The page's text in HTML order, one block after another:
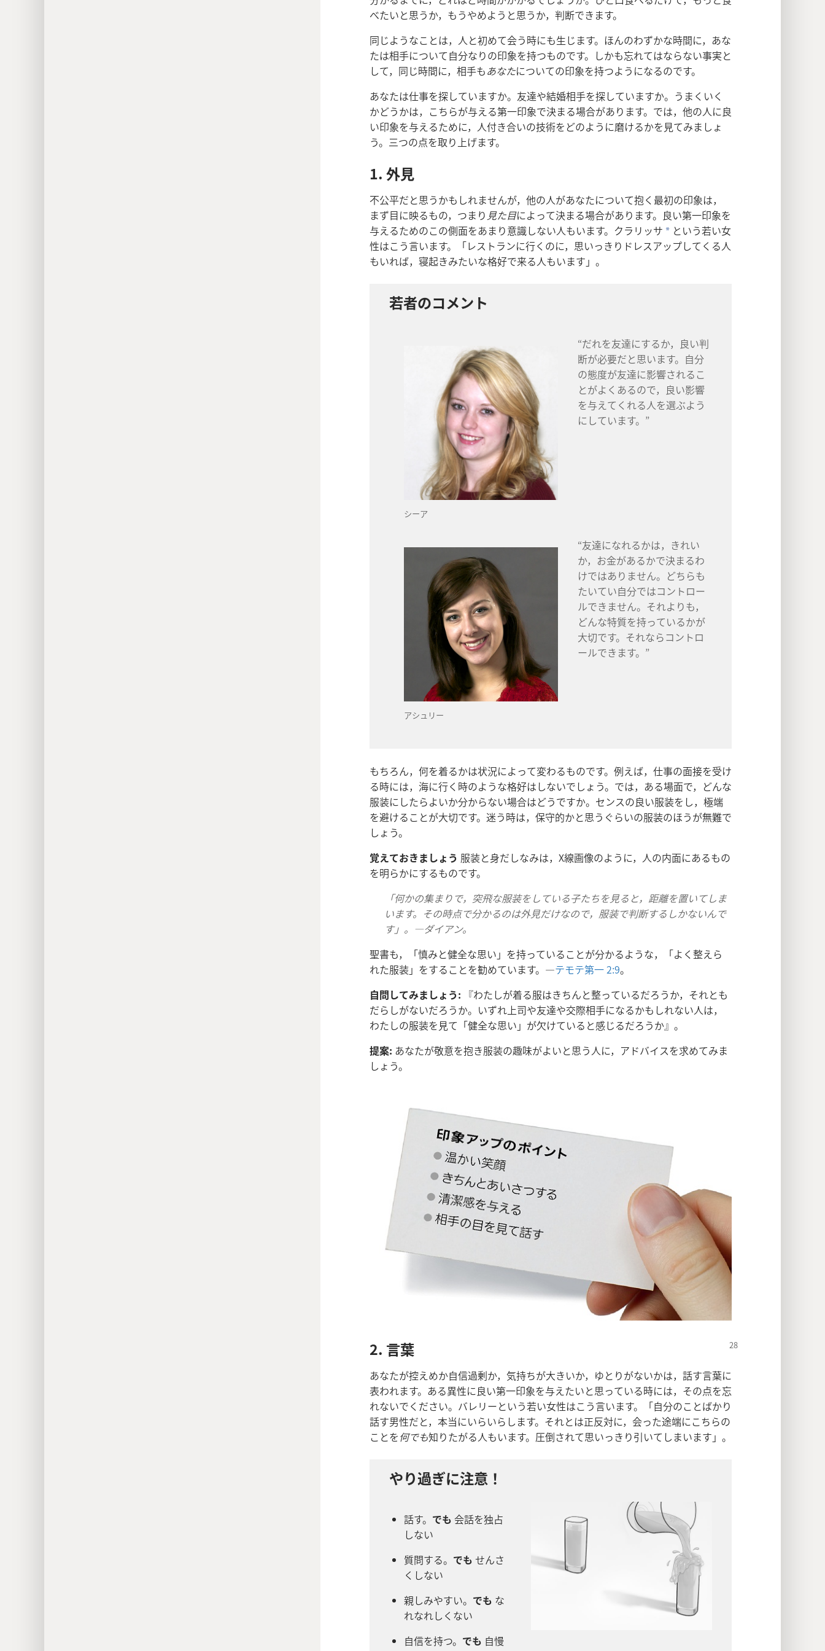
べたいと思うか，もうやめようと思うか，判断できます。
同じようなことは，人と初めて会う時にも生じます。ほんのわずかな時間に，あな
たは相手について自分なりの印象を持つものです。しかも忘れてはならない事実と
して，同じ時間に，相手もあなたについての印象を持つようになるのです。
あなたは仕事を探していますか。友達や結婚相手を探していますか。うまくいく
かどうかは，こちらが与える第一印象で決まる場合があります。では，他の人に良
い印象を与えるために，人付き合いの技術をどのように磨けるかを見てみましょ
う。三つの点を取り上げます。
1. 外見
不公平だと思うかもしれませんが，他の人があなたについて抱く最初の印象は，
まず目に映るもの，つまり 見た目によって決まる場合があります。良い第一印象を
与えるためのこの側面をあまり意識しない人もいます。クラリッサ a という若い女
性はこう言います。「レストランに行くのに，思いっきりドレスアップしてくる人
もいれば，寝起きみたいな格好で来る人もいます」。
若者のコメント
シーア
“だれを友達にするか，良い判
断が必要だと思います。自分
の態度が友達に影響されるこ
とがよくあるので，良い影響
を与えてくれる人を選ぶよう
にしています。”
アシュリー
“友達になれるかは，きれい
か，お金があるかで決まるわ
けではありません。どちらも
たいてい自分ではコントロー
ルできません。それよりも，
どんな特質を持っているかが
大切です。それならコントロ
ールできます。”
もちろん，何を着るかは状況によって変わるものです。例えば，仕事の面接を受け
る時には，海に行く時のような格好はしないでしょう。では，ある場面で，どんな
服装にしたらよいか分からない場合はどうですか。センスの良い服装をし，極端
を避けることが大切です。迷う時は，保守的かと思うぐらいの服装のほうが無難で
しょう。
覚えておきましょう 服装と身だしなみは，X線画像のように，人の内面にあるもの
を明らかにするものです。
「何かの集まりで，突飛な服装をしている子たちを見ると，距離を置いてしま
います。その時点で分かるのは外見だけなので，服装で判断するしかないんで
す」。―ダイアン。
聖書も，「慎みと健全な思い」を持っていることが分かるような，「よく整えら
れた服装」をすることを勧めています。―テモテ第一 2:9。
自問してみましょう: 『わたしが着る服はきちんと整っているだろうか，それとも
だらしがないだろうか。いずれ上司や友達や交際相手になるかもしれない人は，
わたしの服装を見て「健全な思い」が欠けていると感じるだろうか』。
提案: あなたが敬意を抱き服装の趣味がよいと思う人に，アドバイスを求めてみま
しょう。
2. 言葉
あなたが控えめか自信過剰か，気持ちが大きいか，ゆとりがないかは，話す言葉に
表われます。ある異性に良い第一印象を与えたいと思っている時には，その点を忘
れないでください。バレリーという若い女性はこう言います。「自分のことばかり
話す男性だと，本当にいらいらします。それとは正反対に，会った途端にこちらの
ことを何でも知りたがる人もいます。圧倒されて思いっきり引いてしまいます」。
やり過ぎに注意！
話す。 でも 会話を独占
しない
質問する。 でも せんさ
くしない
親しみやすい。 でも な
れなれしくない
自信を持つ。 でも 自慢